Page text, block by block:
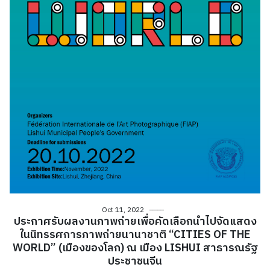
Oct 11, 2022
ประกาศรับผลงานภาพถ่ายเพื่อคัดเลือกนำไปจัดแสดง
ในนิทรรศการภาพถ่ายนานาชาติ “CITIES OF THE
WORLD” (เมืองของโลก) ณ เมือง LISHUI สาธารณรัฐ
ประชาชนจีน